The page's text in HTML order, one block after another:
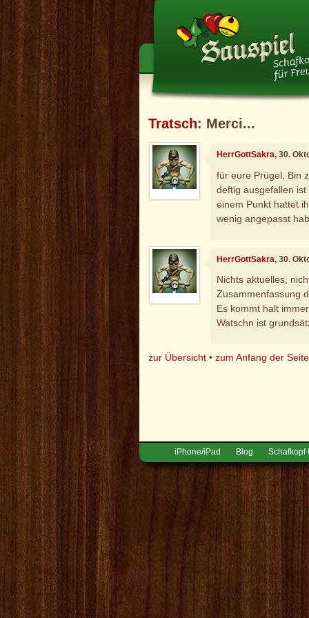
Tratsch: Merci...
HerrGottSakra, 30.
für eure Prügel. Bin
deftig ausgefallen
einem Punkt hattet
wenig angepasst
HerrGottSakra, 30.
Nichts aktuelles,
Zusammenfassung
Es kommt halt
Watschn ist
zur Übersicht •zum Anfang der Seite
iPhone/iPad Blog Schafkopf